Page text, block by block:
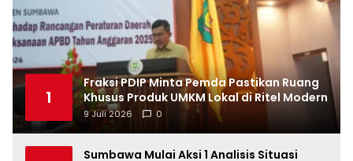
1
Fraksi PDIP Minta Pemda Pastikan Ruang
Khusus Produk UMKM Lokal di Ritel Modern
9 Juli 2026 0
Sumbawa Mulai Aksi 1 Analisis Situasi